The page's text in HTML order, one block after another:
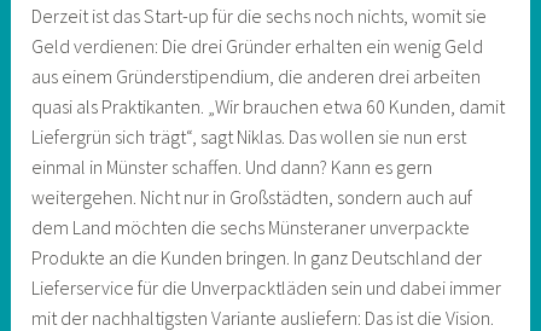
Derzeit ist das Start-up für die sechs noch nichts, womit sie
Geld verdienen: Die drei Gründer erhalten ein wenig Geld
aus einem Gründerstipendium, die anderen drei arbeiten
quasi als Praktikanten. „Wir brauchen etwa 60 Kunden, damit
Liefergrün sich trägt“, sagt Niklas. Das wollen sie nun erst
einmal in Münster schaffen. Und dann? Kann es gern
weitergehen. Nicht nur in Großstädten, sondern auch auf
dem Land möchten die sechs Münsteraner unverpackte
Produkte an die Kunden bringen. In ganz Deutschland der
Lieferservice für die Unverpacktläden sein und dabei immer
mit der nachhaltigsten Variante ausliefern: Das ist die Vision.